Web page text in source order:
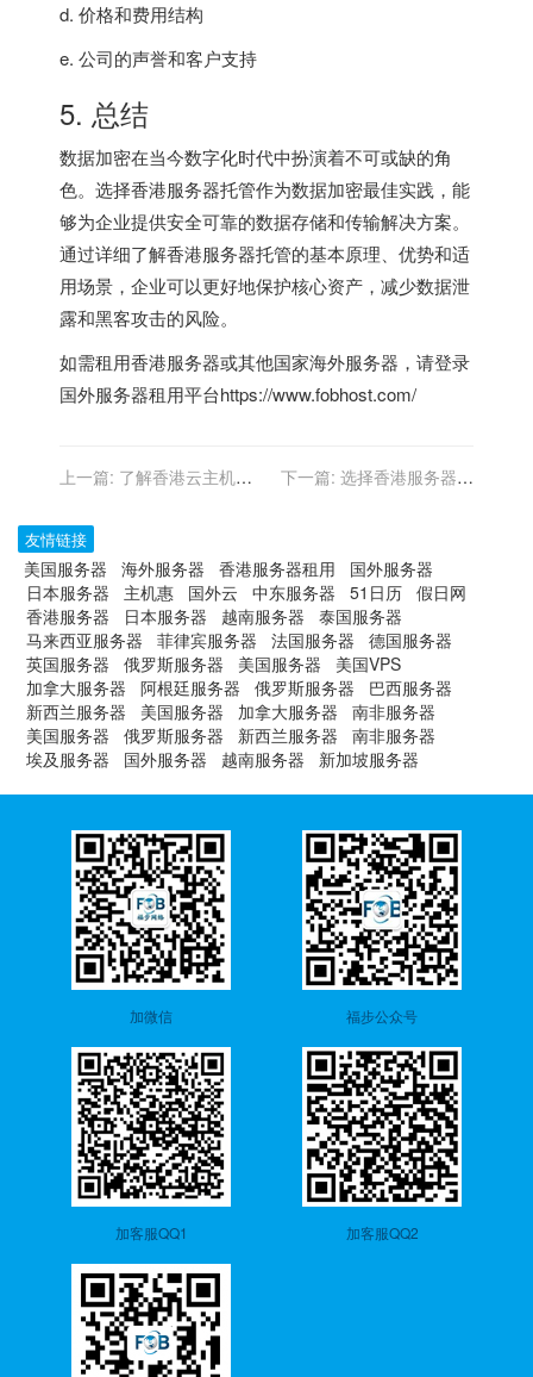
d. 价格和费用结构
e. 公司的声誉和客户支持
5. 总结
数据加密在当今数字化时代中扮演着不可或缺的角
色。选择香港服务器托管作为数据加密最佳实践，能
够为企业提供安全可靠的数据存储和传输解决方案。
通过详细了解香港服务器托管的基本原理、优势和适
用场景，企业可以更好地保护核心资产，减少数据泄
露和黑客攻击的风险。
如需租用香港服务器或其他国家海外服务器 ，请登录
国外服务器租用平台https://www.fobhost.com/
上一篇: 了解香港云主机的
下一篇: 选择香港服务器进
友情链接
美国服务器 海外服务器 香港服务器租用
国外服务器
日本服务器
主机惠 国外云 中东服务器 51日历 假日网
香港服务器
日本服务器 越南服务器
泰国服务器
马来西亚服务器
菲律宾服务器 法国服务器
德国服务器
英国服务器
俄罗斯服务器 美国服务器
美国VPS
加拿大服务器
阿根廷服务器 俄罗斯服务器
巴西服务器
新西兰服务器
美国服务器 加拿大服务器
南非服务器
美国服务器
俄罗斯服务器 新西兰服务器
南非服务器
埃及服务器
国外服务器 越南服务器 新加坡服务器
加微信 福步公众号
加客服QQ1 加客服QQ2